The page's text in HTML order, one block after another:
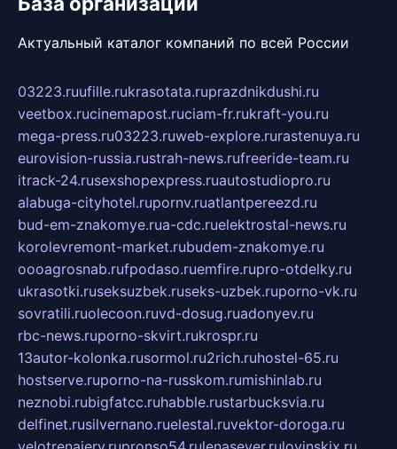
Актуальный каталог компаний по всей России
03223.ruufille.rukrasotata.ruprazdnikdushi.ru
veetbox.rucinemapost.ruciam-fr.rukraft-you.ru
mega-press.ru03223.ruweb-explore.rurastenuya.ru
eurovision-russia.rustrah-news.rufreeride-team.ru
itrack-24.rusexshopexpress.ruautostudiopro.ru
alabuga-cityhotel.rupornv.ruatlantpereezd.ru
bud-em-znakomye.rua-cdc.ruelektrostal-news.ru
korolevremont-market.rubudem-znakomye.ru
oooagrosnab.rufpodaso.ruemfire.rupro-otdelky.ru
ukrasotki.ruseksuzbek.ruseks-uzbek.ruporno-vk.ru
sovratili.ruolecoon.ruvd-dosug.ruadonyev.ru
rbc-news.ruporno-skvirt.rukrospr.ru
13autor-kolonka.rusormol.ru2rich.ruhostel-65.ru
hostserve.ruporno-na-russkom.rumishinlab.ru
neznobi.rubigfatcc.ruhabble.rustarbucksvia.ru
delfinet.rusilvernano.ruelestal.ruvektor-doroga.ru